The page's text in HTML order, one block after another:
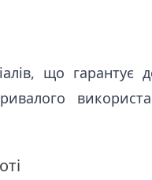
що гарантує